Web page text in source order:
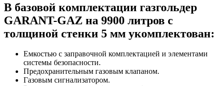
В базовой комплектации газгольдер
GARANT-GAZ на 9900 литров с
толщиной стенки 5 мм укомплектован:
Емкостью с заправочной комплектацией и элементами
системы безопасности.
Предохранительным газовым клапаном.
Газовым сигнализатором.